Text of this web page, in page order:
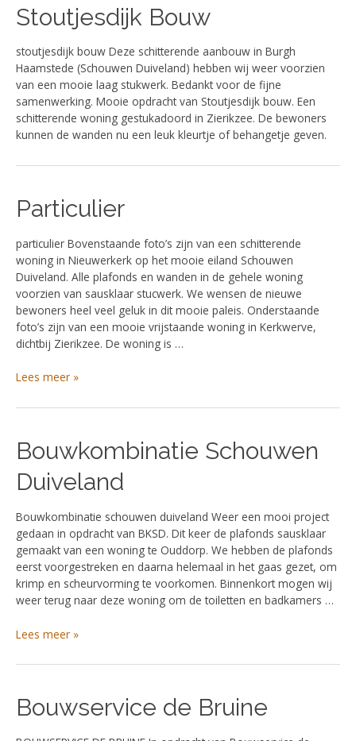
Stoutjesdijk Bouw
stoutjesdijk bouw Deze schitterende aanbouw in Burgh
Haamstede (Schouwen Duiveland) hebben wij weer voorzien
van een mooie laag stukwerk. Bedankt voor de fijne
samenwerking. Mooie opdracht van Stoutjesdijk bouw. Een
schitterende woning gestukadoord in Zierikzee. De bewoners
kunnen de wanden nu een leuk kleurtje of behangetje geven.
Particulier
particulier Bovenstaande foto’s zijn van een schitterende
woning in Nieuwerkerk op het mooie eiland Schouwen
Duiveland. Alle plafonds en wanden in de gehele woning
voorzien van sausklaar stucwerk. We wensen de nieuwe
bewoners heel veel geluk in dit mooie paleis. Onderstaande
foto’s zijn van een mooie vrijstaande woning in Kerkwerve,
dichtbij Zierikzee. De woning is …
Particulier
Lees meer »
Bouwkombinatie Schouwen
Duiveland
Bouwkombinatie schouwen duiveland Weer een mooi project
gedaan in opdracht van BKSD. Dit keer de plafonds sausklaar
gemaakt van een woning te Ouddorp. We hebben de plafonds
eerst voorgestreken en daarna helemaal in het gaas gezet, om
krimp en scheurvorming te voorkomen. Binnenkort mogen wij
weer terug naar deze woning om de toiletten en badkamers …
Bouwkombinatie
Schouwen
Duiveland
Lees meer »
Bouwservice de Bruine